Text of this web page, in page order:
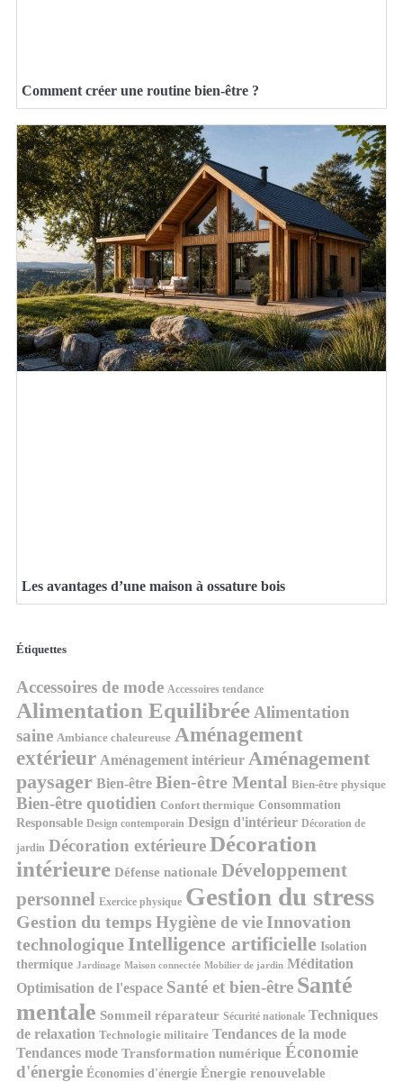
Comment créer une routine bien-être ?
Les avantages d’une maison à ossature bois
Étiquettes
Accessoires de mode Accessoires tendance
Alimentation Equilibrée Alimentation
saine Ambiance chaleureuse Aménagement
extérieur Aménagement intérieur Aménagement
paysager Bien-être Bien-être Mental Bien-être physique
Bien-être quotidien Confort thermique Consommation
Responsable Design contemporain Design d'intérieur Décoration de
jardin Décoration extérieureDécoration
intérieure Défense nationale Développement
personnel Exercice physique Gestion du stress
Gestion du temps Hygiène de vie Innovation
technologique Intelligence artificielle Isolation
thermique Jardinage Maison connectée Mobilier de jardin Méditation
Optimisation de l'espace Santé et bien-être Santé
mentale Sommeil réparateur Sécurité nationale Techniques
de relaxation Technologie militaire Tendances de la mode
Tendances mode Transformation numérique Économie
d'énergie Économies d'énergie Énergie renouvelable